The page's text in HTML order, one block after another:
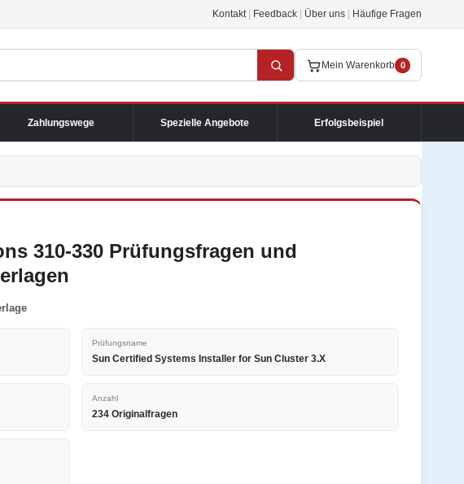
Kontakt Feedback Über uns Häufige Fragen
Mein Warenkorb 0
Zahlungswege Spezielle Angebote Erfolgsbeispiel
310-330 Prüfungsfragen und
Prüfungsname
Sun Certified Systems Installer for Sun Cluster 3.X
Anzahl
234 Originalfragen